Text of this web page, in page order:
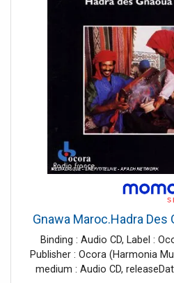
Gnawa Maroc.Hadra Des
Binding : Audio CD, Label :
Publisher : Ocora (Harmonia
medium : Audio CD,